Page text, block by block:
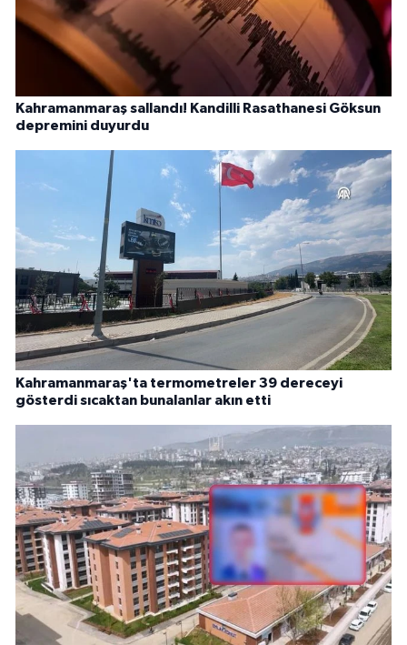
Kahramanmaraş sallandı! Kandilli Rasathanesi Göksun
depremini duyurdu
Kahramanmaraş'ta termometreler 39 dereceyi
gösterdi sıcaktan bunalanlar akın etti